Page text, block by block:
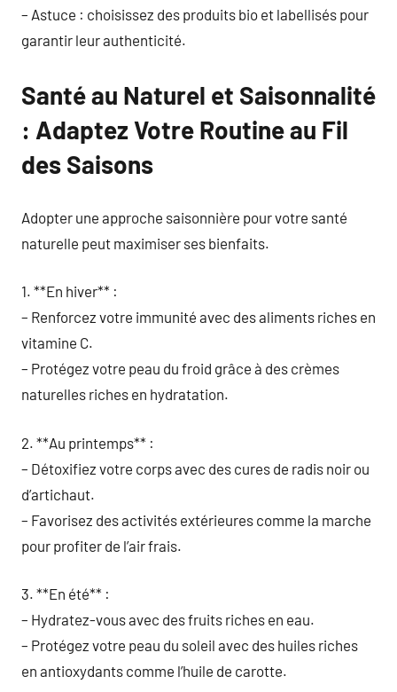
– Astuce : choisissez des produits bio et labellisés pour
garantir leur authenticité.
Santé au Naturel et Saisonnalité
: Adaptez Votre Routine au Fil
des Saisons
Adopter une approche saisonnière pour votre santé
naturelle peut maximiser ses bienfaits.
1. **En hiver** :
– Renforcez votre immunité avec des aliments riches en
vitamine C.
– Protégez votre peau du froid grâce à des crèmes
naturelles riches en hydratation.
2. **Au printemps** :
– Détoxifiez votre corps avec des cures de radis noir ou
d’artichaut.
– Favorisez des activités extérieures comme la marche
pour profiter de l’air frais.
3. **En été** :
– Hydratez-vous avec des fruits riches en eau.
– Protégez votre peau du soleil avec des huiles riches
en antioxydants comme l’huile de carotte.